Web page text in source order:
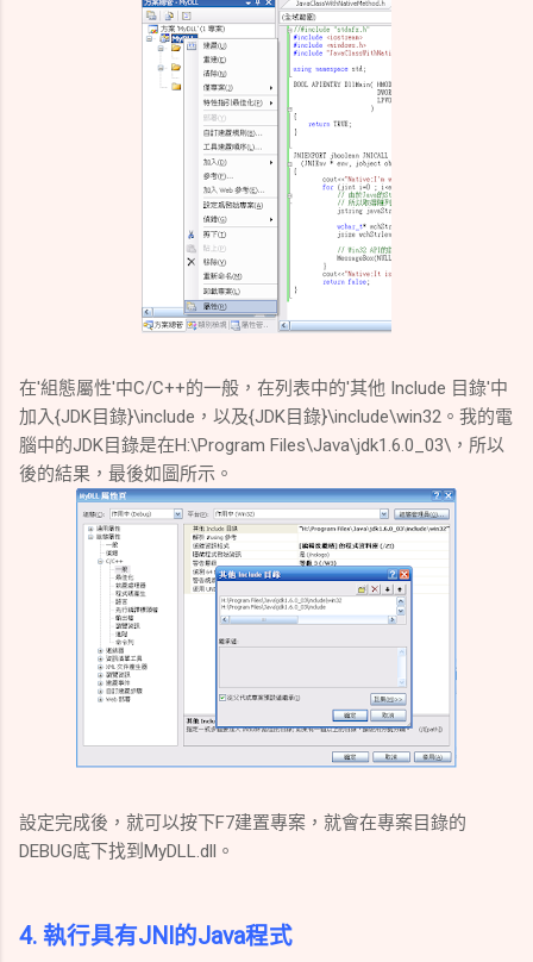
在'組態屬性'中C/C++的一般，在列表中的'其他 Include 目錄'中
加入{JDK目錄}\include，以及{JDK目錄}\include\win32。我的電
腦中的JDK目錄是在H:\Program Files\Java\jdk1.6.0_03\，所以
後的結果，最後如圖所示。
設定完成後，就可以按下F7建置專案，就會在專案目錄的
DEBUG底下找到MyDLL.dll。
4. 執行具有JNI的Java程式